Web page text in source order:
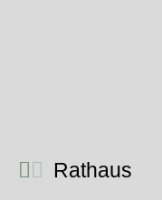
Rathaus